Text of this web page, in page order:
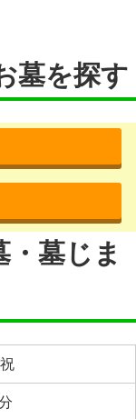
墓を探す
墓じま